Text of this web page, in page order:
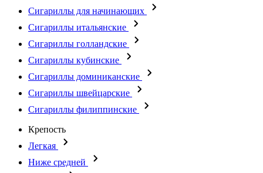
Сигариллы для начинающих
Сигариллы итальянские
Сигариллы голландские
Сигариллы кубинские
Сигариллы доминиканские
Сигариллы швейцарские
Сигариллы филиппинские
Крепость
Легкая
Ниже средней